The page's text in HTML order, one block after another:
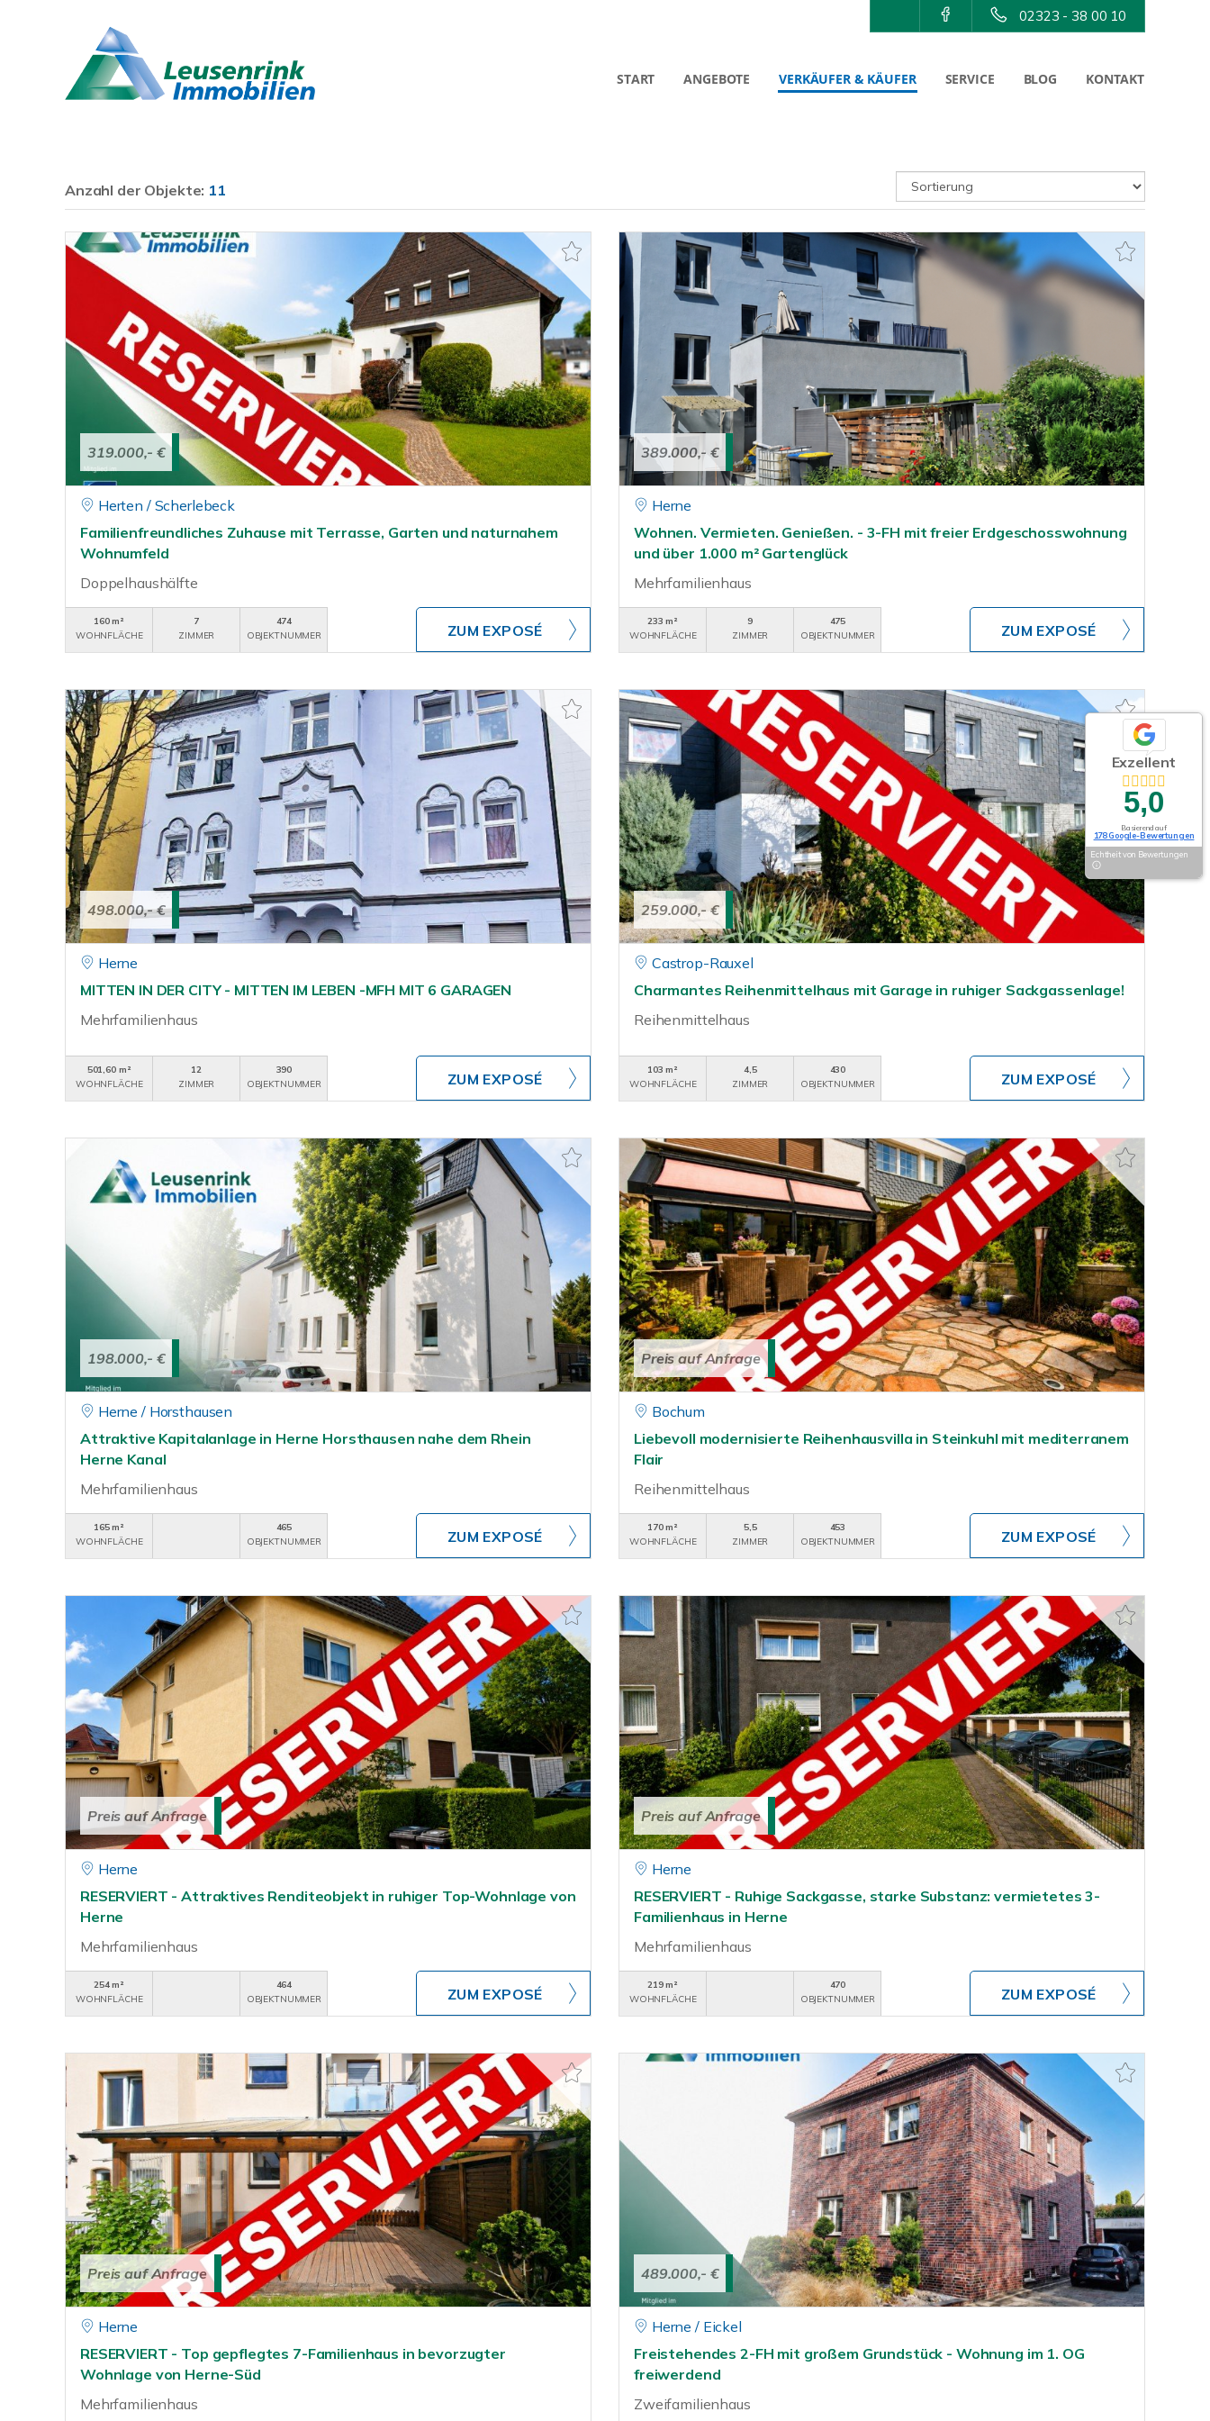
02323 - 38 00 10
START ANGEBOTE VERKÄUFER & KÄUFER SERVICE BLOG KONTAKT
Anzahl der Objekte: 11
319.000,- €
Herten / Scherlebeck
Familienfreundliches Zuhause mit Terrasse, Garten und naturnahem
Wohnumfeld
Doppelhaushälfte
160 m²
WOHNFLÄCHE
7
ZIMMER
474
OBJEKTNUMMER
ZUM EXPOSÉ
389.000,- €
Herne
Wohnen. Vermieten. Genießen. - 3-FH mit freier Erdgeschosswohnung
und über 1.000 m² Gartenglück
Mehrfamilienhaus
233 m²
WOHNFLÄCHE
9
ZIMMER
475
OBJEKTNUMMER
ZUM EXPOSÉ
498.000,- €
Herne
MITTEN IN DER CITY - MITTEN IM LEBEN -MFH MIT 6 GARAGEN
Mehrfamilienhaus
501,60 m²
WOHNFLÄCHE
12
ZIMMER
390
OBJEKTNUMMER
ZUM EXPOSÉ
259.000,- €
Castrop-Rauxel
Charmantes Reihenmittelhaus mit Garage in ruhiger Sackgassenlage!
Reihenmittelhaus
103 m²
WOHNFLÄCHE
4,5
ZIMMER
430
OBJEKTNUMMER
ZUM EXPOSÉ
198.000,- €
Herne / Horsthausen
Attraktive Kapitalanlage in Herne Horsthausen nahe dem Rhein
Herne Kanal
Mehrfamilienhaus
165 m²
WOHNFLÄCHE
465
OBJEKTNUMMER
ZUM EXPOSÉ
Preis auf Anfrage
Bochum
Liebevoll modernisierte Reihenhausvilla in Steinkuhl mit mediterranem
Flair
Reihenmittelhaus
170 m²
WOHNFLÄCHE
5,5
ZIMMER
453
OBJEKTNUMMER
ZUM EXPOSÉ
Preis auf Anfrage
Herne
RESERVIERT - Attraktives Renditeobjekt in ruhiger Top-Wohnlage von
Herne
Mehrfamilienhaus
254 m²
WOHNFLÄCHE
464
OBJEKTNUMMER
ZUM EXPOSÉ
Preis auf Anfrage
Herne
RESERVIERT - Ruhige Sackgasse, starke Substanz: vermietetes 3-
Familienhaus in Herne
Mehrfamilienhaus
219 m²
WOHNFLÄCHE
470
OBJEKTNUMMER
ZUM EXPOSÉ
Preis auf Anfrage
Herne
RESERVIERT - Top gepflegtes 7-Familienhaus in bevorzugter
Wohnlage von Herne-Süd
Mehrfamilienhaus
489.000,- €
Herne / Eickel
Freistehendes 2-FH mit großem Grundstück - Wohnung im 1. OG
freiwerdend
Zweifamilienhaus
Exzellent
5,0
Basierend auf
178 Google-Bewertungen
Echtheit von Bewertungen